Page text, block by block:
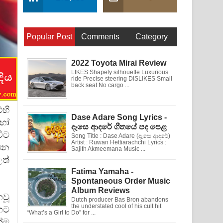
Popular Post Comments Category
2022 Toyota Mirai Review
LIKES Shapely silhouette Luxurious
ride Precise steering DISLIKES Small
back seat No cargo ...
Dase Adare Song Lyrics -
දෑසෙ ආදරේ ගීතයේ පද පෙළ
Song Title : Dase Adare (දෑසෙ ආදරේ)
Artist : Ruwan Hettiarachchi Lyrics :
Sajith Akmeemana Music ...
Fatima Yamaha -
Spontaneous Order Music
Album Reviews
Dutch producer Bas Bron abandons
the understated cool of his cult hit
“What’s a Girl to Do” for ...